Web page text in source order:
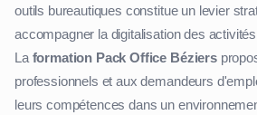
outils bureautiques constitue un levier
accompagner la digitalisation des
Laformation Pack Office Béziers
professionnels et aux demandeurs
leurs compétences dans un